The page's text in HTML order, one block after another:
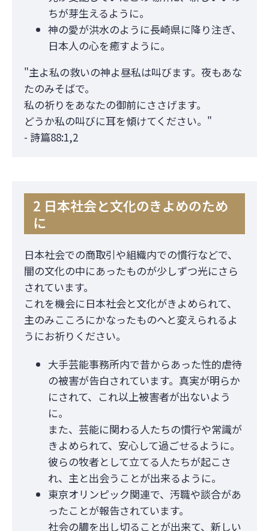
ちが芽生えるように。
神の愛が洪水のように長崎県に降り注ぎ、
日本人の心を癒すように。
"主よ私の救いの神よ昼私は叫びます。夜もあな
たのみそばで。
私の祈りをあなたの御前にささげます。
どうか私の叫びに耳を傾けてください。"
- 詩篇88:1,2
2 日本社会と文化のきよめのため
に
日本社会での商取引や組織内での慣行などで、
闇の文化の中にあったものが少しずつ光にさら
されています。
これを機会に日本社会と文化がきよめられて、
主のみこころにかなったものへと変えられるよ
うにお祈りください。
大手芸能事務所内で昔からあった性的虐待
の被害が告白されています。真実が明らか
にされて、これ以上被害者が出ないよう
に。
また、芸能に関わる人たちの慣行や常識が
きよめられて、安心して過ごせるように。
彼らの牧者として立てる人たちが起こさ
れ、主と出会うことが出来るように。
東京オリンピック関連で、汚職や談合があ
ったことが報告されています。
社会の膿を出し切ることが出来て、新しい